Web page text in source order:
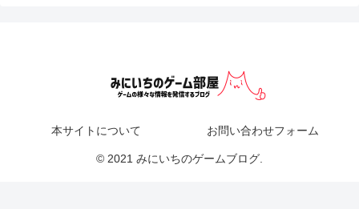
本サイトについて お問い合わせフォーム
© 2021 みにいちのゲームブログ.